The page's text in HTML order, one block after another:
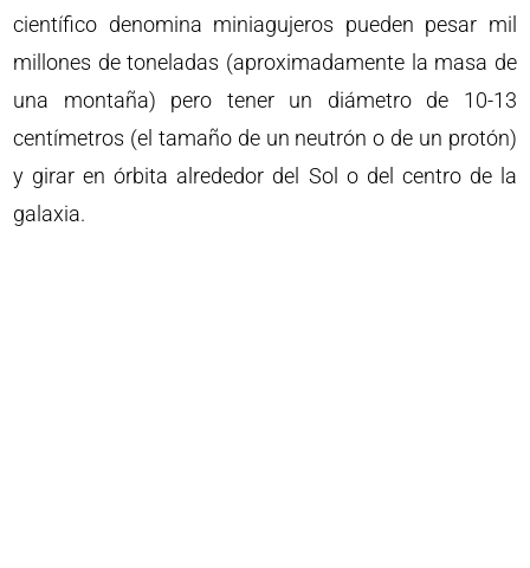
científico denomina miniagujeros pueden pesar mil
millones de toneladas (aproximadamente la masa de
una montaña) pero tener un diámetro de 10-13
centímetros (el tamaño de un neutrón o de un protón)
y girar en órbita alrededor del Sol o del centro de la
galaxia.